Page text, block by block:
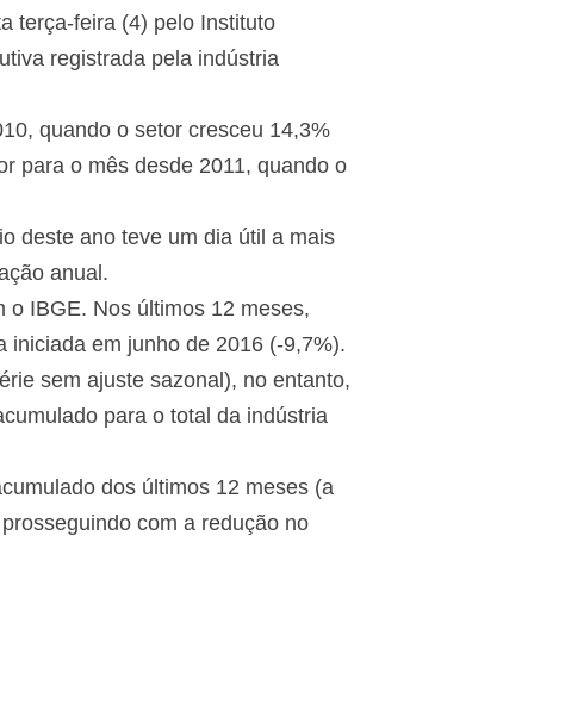
terça-feira (4) pelo Instituto
registrada pela indústria
quando o setor cresceu 14,3%
para o mês desde 2011, quando o
deste ano teve um dia útil a mais
anual.
o IBGE. Nos últimos 12 meses,
iniciada em junho de 2016 (-9,7%).
sem ajuste sazonal), no entanto,
para o total da indústria
dos últimos 12 meses (a
com a redução no